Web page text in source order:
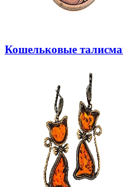
Кошельковые